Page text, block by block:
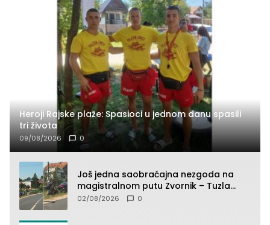
Heroji Rajske plaže: Spasioci u jednom danu spasili
tri života
09/08/2026 0
Još jedna saobraćajna nezgoda na
magistralnom putu Zvornik – Tuzla
(FOTO)
02/08/2026 0